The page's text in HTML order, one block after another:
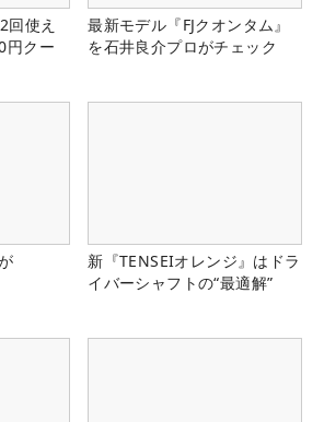
回使え
円クー
最新モデル『FJクオンタム』
を石井良介プロがチェック
新『TENSEIオレンジ』はドラ
イバーシャフトの“最適解”